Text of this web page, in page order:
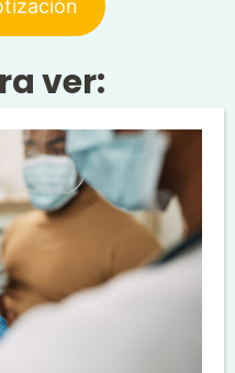
ver: